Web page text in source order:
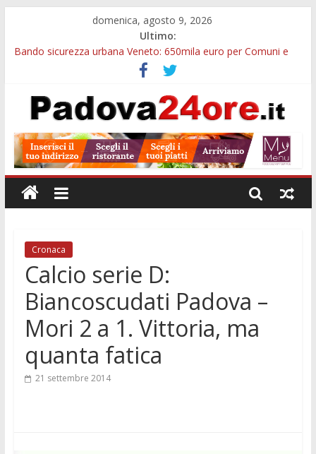
domenica, agosto 9, 2026
Ultimo:
Bando sicurezza urbana Veneto: 650mila euro per Comuni e
Restauro 2026, chiuse le domande: 2,5 milioni per formare
nuove competenze in Veneto
Calici di Stelle Arzergrande: astronomia, musica e sapori al
Notizie di Padova alle ore 10: censimento a Monselice, arresto
antidroga e siccità
Notizie di Padova alle ore 23: maltrattamenti, arresto a
Limena e progetto Cool Shop
Cronaca
Calcio serie D:
Biancoscudati Padova –
Mori 2 a 1. Vittoria, ma
quanta fatica
21 settembre 2014